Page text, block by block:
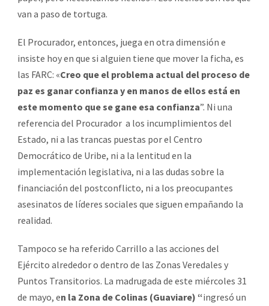
van a paso de tortuga.
El Procurador, entonces, juega en otra dimensión e
insiste hoy en que si alguien tiene que mover la ficha, es
las FARC: «Creo que el problema actual del proceso de
paz es ganar confianza y en manos de ellos está en
este momento que se gane esa confianza”. Ni una
referencia del Procurador a los incumplimientos del
Estado, ni a las trancas puestas por el Centro
Democrático de Uribe, ni a la lentitud en la
implementación legislativa, ni a las dudas sobre la
financiación del postconflicto, ni a los preocupantes
asesinatos de líderes sociales que siguen empañando la
realidad.
Tampoco se ha referido Carrillo a las acciones del
Ejército alrededor o dentro de las Zonas Veredales y
Puntos Transitorios. La madrugada de este miércoles 31
de mayo, en la Zona de Colinas (Guaviare) “ingresó un